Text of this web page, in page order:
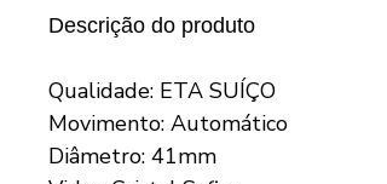
Descrição do produto
Qualidade: ETA SUÍÇO
Movimento: Automático
Diâmetro: 41mm